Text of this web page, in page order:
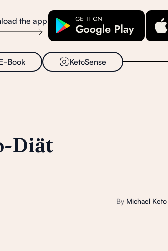
the app
E Book KetoSense
Diät
By Michael Keto